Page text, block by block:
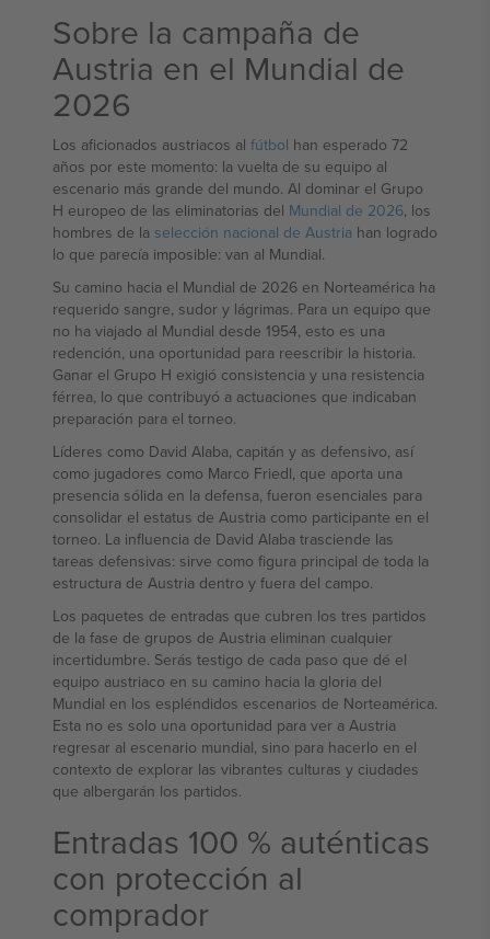
Sobre la campaña de
Austria en el Mundial de
2026
Los aficionados austriacos al fútbol han esperado 72
años por este momento: la vuelta de su equipo al
escenario más grande del mundo. Al dominar el Grupo
H europeo de las eliminatorias del Mundial de 2026, los
hombres de la selección nacional de Austria han logrado
lo que parecía imposible: van al Mundial.
Su camino hacia el Mundial de 2026 en Norteamérica ha
requerido sangre, sudor y lágrimas. Para un equipo que
no ha viajado al Mundial desde 1954, esto es una
redención, una oportunidad para reescribir la historia.
Ganar el Grupo H exigió consistencia y una resistencia
férrea, lo que contribuyó a actuaciones que indicaban
preparación para el torneo.
Líderes como David Alaba, capitán y as defensivo, así
como jugadores como Marco Friedl, que aporta una
presencia sólida en la defensa, fueron esenciales para
consolidar el estatus de Austria como participante en el
torneo. La influencia de David Alaba trasciende las
tareas defensivas: sirve como figura principal de toda la
estructura de Austria dentro y fuera del campo.
Los paquetes de entradas que cubren los tres partidos
de la fase de grupos de Austria eliminan cualquier
incertidumbre. Serás testigo de cada paso que dé el
equipo austriaco en su camino hacia la gloria del
Mundial en los espléndidos escenarios de Norteamérica.
Esta no es solo una oportunidad para ver a Austria
regresar al escenario mundial, sino para hacerlo en el
contexto de explorar las vibrantes culturas y ciudades
que albergarán los partidos.
Entradas 100 % auténticas
con protección al
comprador